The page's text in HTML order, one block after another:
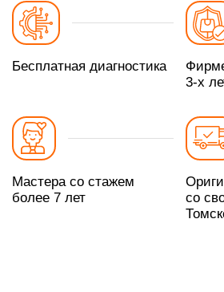
Бесплатная диагностика
3-х
Мастера со стажем
более 7 лет
со